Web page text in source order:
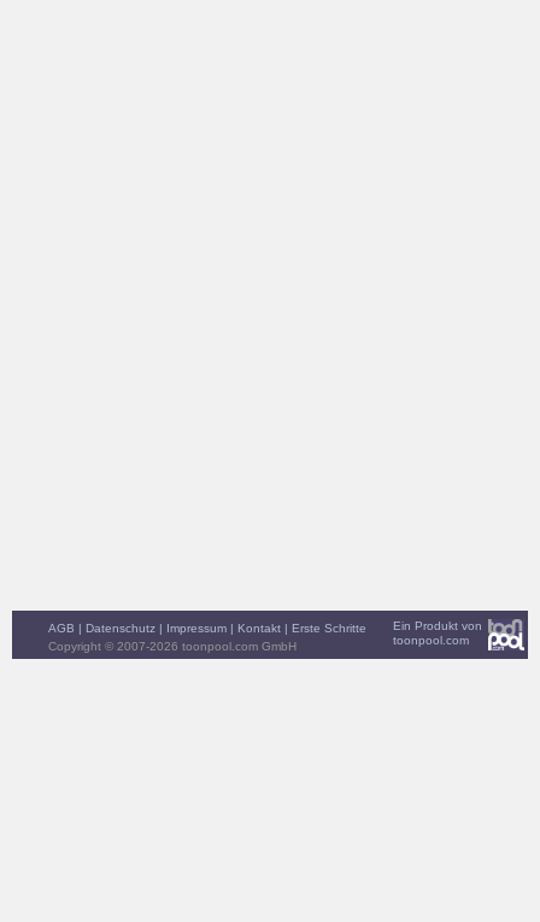
Ein Produkt von
toonpool.com
AGB | Datenschutz | Impressum | Kontakt | Erste Schritte
Copyright © 2007-2026 toonpool.com GmbH